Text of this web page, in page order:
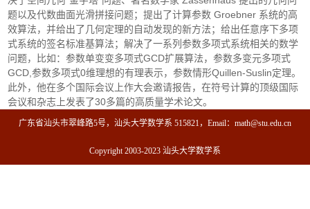
题以及代数曲面光滑拼接问题；提出了计算参数 Groebner 系统的高
效算法，并给出了几何定理的自动发现的新方法；给出任意序下多项
式系统的签名标准基算法；解决了一系列参数多项式系统相关的数学
问题，比如：参数单变变多项式GCD扩展算法，参数多变元多项式
GCD,参数多项式0维理想的有理表示，参数情形Quillen-Suslin定理。
此外，他在多个国际会议上作大会邀请报告，在符号计算的顶级国际
会议和杂志上发表了30多篇的高质量学术论文。
广东省汕头市翠峰路5号，汕头大学数学系 515821，Email：math@stu.edu.cn
Copyright 2003-2023 汕头大学数学系